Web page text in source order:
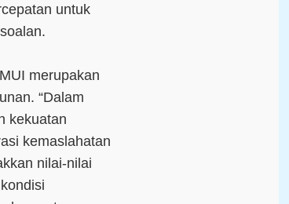
untuk
merupakan
“Dalam
kekuatan
kemaslahatan
nilai-nilai